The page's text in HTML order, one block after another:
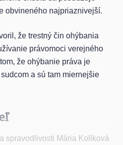
obvineného najpriaznivejší.
že trestný čin ohýbania
právomoci verejného
že ohýbanie práva je
a sú tam miernejšie
spravodlivosti Mária Kolíková